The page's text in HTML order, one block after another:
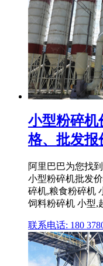
小型粉碎机
格、批发报
阿里巴巴为您找
小型粉碎机批发
碎机,粮食粉碎机
饲料粉碎机 小型,
联系电话: 180